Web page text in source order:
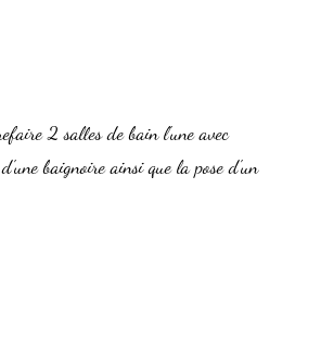
2 salles de bain l'une avec
baignoire ainsi que la pose d'un